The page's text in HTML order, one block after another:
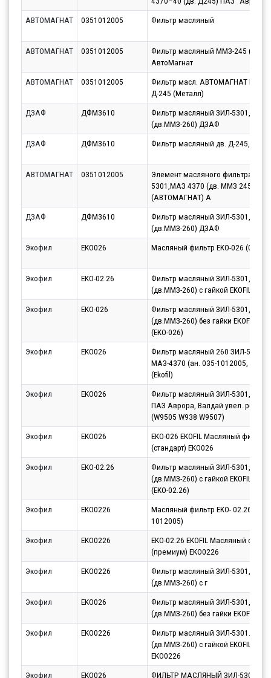
АВТОМАГНАТ
0351012005 Фильтр масляный
АВТОМАГНАТ 0351012005
Фильтр масляный ММЗ-245
АвтоМагнат
АВТОМАГНАТ
0351012005
Фильтр масл. АВТОМАГНАТ ММЗ
Д-245 (Металл)
ДЗАФ
ДФМ3610
Фильтр масляный ЗИЛ-5301,МАЗ-
(дв.ММЗ-260) ДЗАФ
ДЗАФ
ДФМ3610 Фильтр масляный дв. Д-245, 260
АВТОМАГНАТ 0351012005
Элемент масляного фильтра для
5301,МАЗ 4370 (дв. ММЗ 245,260)
(АВТОМАГНАТ) A
ДЗАФ
ДФМ3610
Фильтр масляный ЗИЛ-5301,МАЗ-
(дв.ММЗ-260) ДЗАФ
Экофил
EKO026 Масляный фильтр EKO-026 (035-
Экофил EKO-02.26
Фильтр масляный ЗИЛ-5301,МАЗ-
(дв.ММЗ-260) с гайкой EKOFIL
Экофил
EKO-026
Фильтр масляный ЗИЛ-5301,МАЗ-
(дв.ММЗ-260) без гайки EKOFIL
(EKO-026)
Экофил
EKO026
Фильтр масляный 260 ЗИЛ-5301,
МАЗ-4370 (ан. 035-1012005, EKO-
(Ekofil)
Экофил
EKO026
Фильтр масляный ЗИЛ-5301,
ПАЗ Аврора, Валдай увел. рес.
(W9505 W938 W9507)
Экофил
EKO026
EKO-026 EKOFIL Масляный фильтр
(стандарт) EKO026
Экофил
EKO-02.26
Фильтр масляный ЗИЛ-5301,МАЗ-
(дв.ММЗ-260) с гайкой EKOFIL EKO-
(EKO-02.26)
Экофил
EKO0226
Масляный фильтр EKO- 02.26 (035-
1012005)
Экофил
EKO0226
EKO-02.26 EKOFIL Масляный
(премиум) EKO0226
Экофил
EKO0226
Фильтр масляный ЗИЛ-5301,МАЗ-
(дв.ММЗ-260) с г
Экофил
EKO026
Фильтр масляный ЗИЛ-5301,МАЗ-
(дв.ММЗ-260) без гайки EKOFIL
Экофил
EKO0226
Фильтр масляный ЗИЛ-5301.МАЗ-
(дв.ММЗ-260) с гайкой EKOFIL Ekofil
EKO0226
Экофил
EKO026 ФИЛЬТР МАСЛЯНЫЙ ЗИЛ-